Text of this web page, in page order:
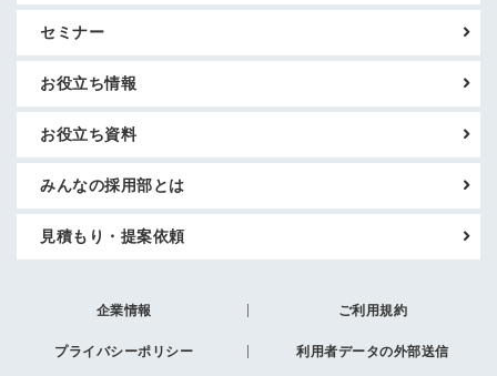
セミナー
お役立ち情報
お役立ち資料
みんなの採用部とは
見積もり・提案依頼
企業情報 ご利用規約
プライバシーポリシー 利用者データの外部送信